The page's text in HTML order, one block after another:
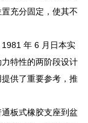
充分固定，使其不
年 6 月日本实
特性的两阶段设计
供了重要参考，推
板式橡胶支座到盆